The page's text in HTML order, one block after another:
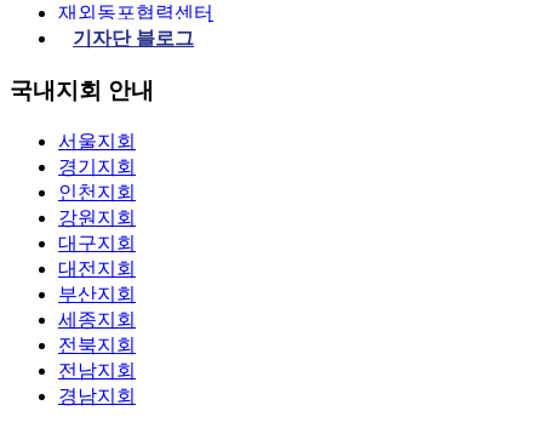
재외동포협력센터
기자단 블로그
국내지회 안내
서울지회
경기지회
인천지회
강원지회
대구지회
대전지회
부산지회
세종지회
전북지회
전남지회
경남지회